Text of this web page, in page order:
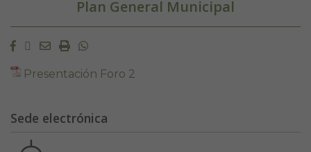
Plan General Municipal
Facebook
Twitter
EmailImprimir
Whatsapp
Presentación Foro 2
Sede electrónica